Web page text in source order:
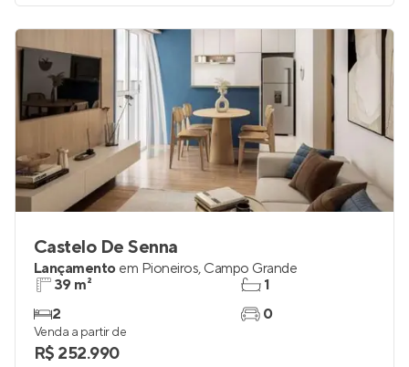
Castelo De Senna
Lançamento em Pioneiros, Campo Grande
39 m²
2
1
0
Venda a partir de
R$ 252.990